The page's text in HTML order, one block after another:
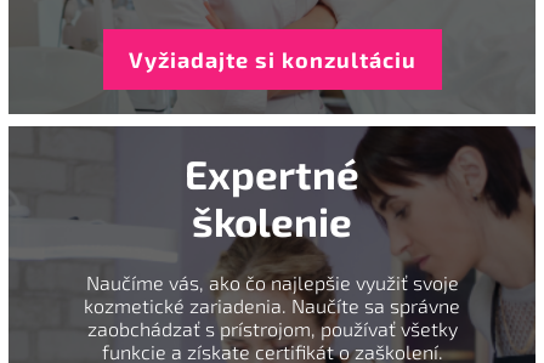
Vyžiadajte si konzultáciu
Expertné
školenie
Naučíme vás, ako čo najlepšie využiť svoje
kozmetické zariadenia. Naučíte sa správne
zaobchádzať s prístrojom, používať všetky
funkcie a získate certifikát o zaškolení.